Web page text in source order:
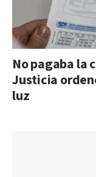
No pagaba la
Justicia
luz